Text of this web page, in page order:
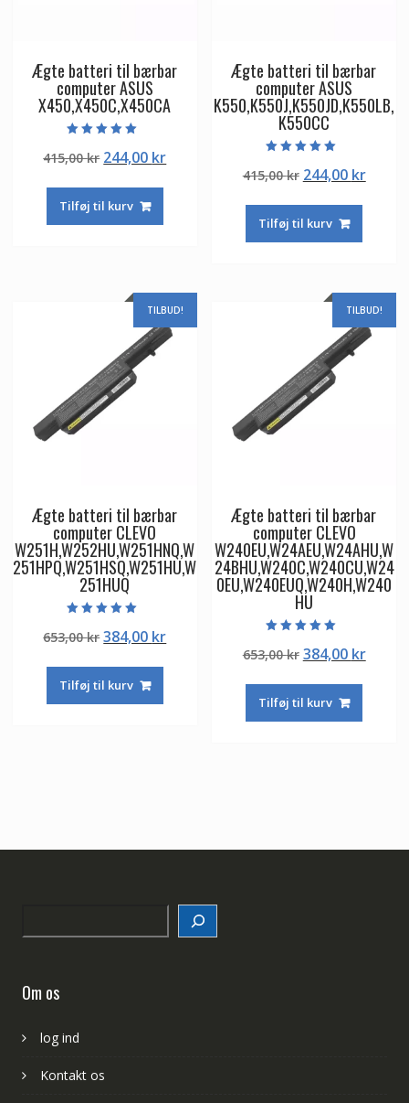
Ægte batteri til bærbar
computer ASUS
X450,X450C,X450CA
5.00
ud af 5
415,00kr Den
pris
var:
244,00 krDen
Tilføj til kurv
Ægte batteri til bærbar
computer ASUS
K550,K550J,K550JD,K550LB,
K550CC
5.00
ud af 5
415,00kr Den
pris
var:
244,00 krDen
Tilføj til kurv
TILBUD!
Ægte batteri til bærbar
computer CLEVO
W251H,W252HU,W251HNQ,W
251HPQ,W251HSQ,W251HU,W
251HUQ
5.00
ud af 5
653,00krDen
pris
var:
384,00 krDen
Tilføj til kurv
TILBUD!
Ægte batteri til bærbar
computer CLEVO
W240EU,W24AEU,W24AHU,W
24BHU,W240C,W240CU,W24
0EU,W240EUQ,W240H,W240
HU
5.00
ud af 5
653,00kr Den
pris
var:
384,00 krDen
Tilføj til kurv
Om os
log ind
Kontakt os